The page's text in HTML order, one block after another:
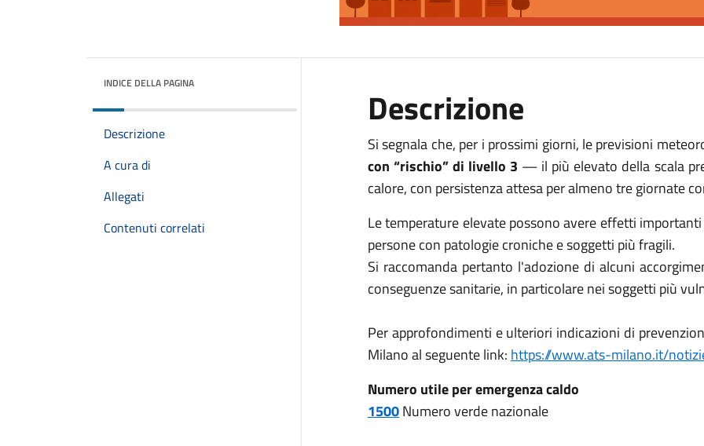
INDICE DELLA PAGINA
Descrizione
A cura di
Allegati
Contenuti correlati
Descrizione
Si segnala che, per i prossimi giorni, le previsioni
con “rischio” di livello 3 — il più elevato della scala
calore, con persistenza attesa per almeno tre giornate
Le temperature elevate possono avere effetti
persone con patologie croniche e soggetti più fragili.
Si raccomanda pertanto l'adozione di alcuni
conseguenze sanitarie, in particolare nei soggetti più
Per approfondimenti e ulteriori indicazioni di
Milano al seguente link: https://www.ats-milano.it/
Numero utile per emergenza caldo
1500Numero verde nazionale